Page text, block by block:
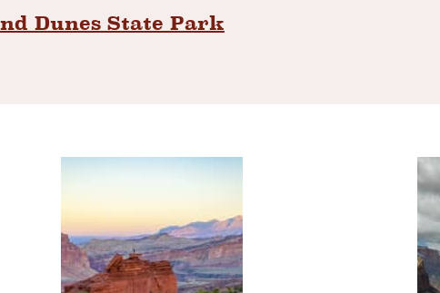
Dunes State Park